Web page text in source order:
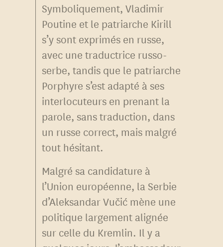
Symboliquement, Vladimir
Poutine et le patriarche Kirill
s’y sont exprimés en russe,
avec une traductrice russo-
serbe, tandis que le patriarche
Porphyre s’est adapté à ses
interlocuteurs en prenant la
parole, sans traduction, dans
un russe correct, mais malgré
tout hésitant.
Malgré sa candidature à
l’Union européenne, la Serbie
d’Aleksandar Vučić mène une
politique largement alignée
sur celle du Kremlin. Il y a